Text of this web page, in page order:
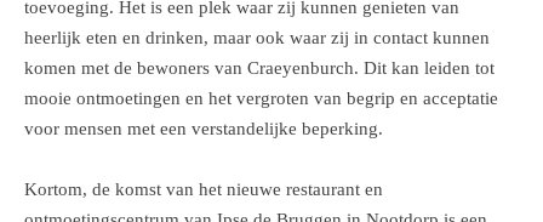
toevoeging. Het is een plek waar zij kunnen genieten van
heerlijk eten en drinken, maar ook waar zij in contact kunnen
komen met de bewoners van Craeyenburch. Dit kan leiden tot
mooie ontmoetingen en het vergroten van begrip en acceptatie
voor mensen met een verstandelijke beperking.
Kortom, de komst van het nieuwe restaurant en